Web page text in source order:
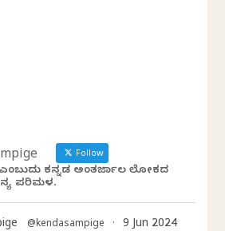
Follow
ಎಂಬುದು ಕನ್ನಡ ಅಂತರ್ಜಾಲ ಲೋಕದ
ಪರಿಮಳ.
@kendasampige · 9 Jun 2024